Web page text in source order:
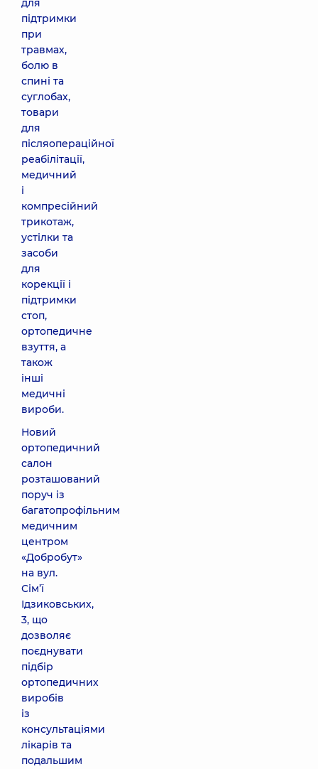
для
підтримки
при
травмах,
болю в
спині та
суглобах,
товари
для
післяопераційної
реабілітації,
медичний
і
компресійний
трикотаж,
устілки та
засоби
для
корекції і
підтримки
стоп,
ортопедичне
взуття, а
також
інші
медичні
вироби.
Новий
ортопедичний
салон
розташований
поруч із
багатопрофільним
медичним
центром
«Добробут»
на вул.
Сім’ї
Ідзиковських,
3, що
дозволяє
поєднувати
підбір
ортопедичних
виробів
із
консультаціями
лікарів та
подальшим